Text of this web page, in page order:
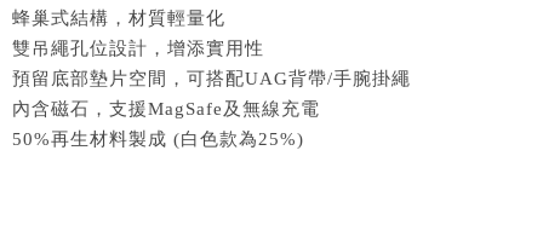
蜂巢式結構，材質輕量化
雙吊繩孔位設計，增添實用性
預留底部墊片空間，可搭配UAG背帶/手腕掛繩
內含磁石，支援MagSafe及無線充電
50%再生材料製成 (白色款為25%)